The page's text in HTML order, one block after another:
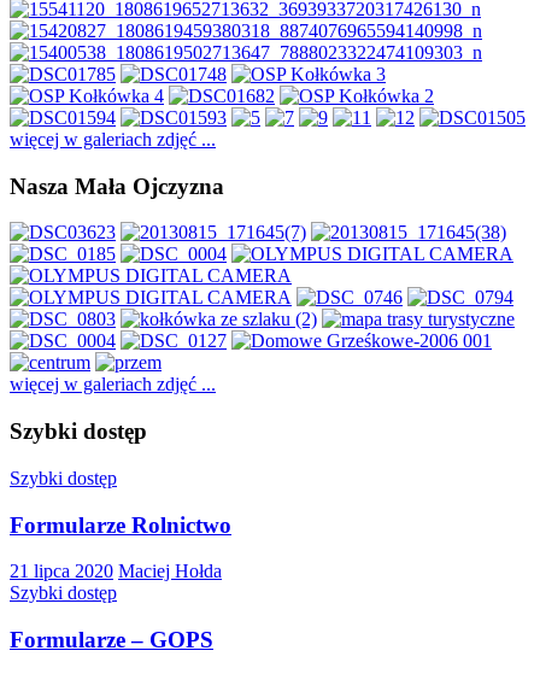
więcej w galeriach zdjęć ...
Nasza Mała Ojczyzna
więcej w galeriach zdjęć ...
Szybki dostęp
Szybki dostęp
Formularze Rolnictwo
21 lipca 2020 Maciej Hołda
Szybki dostęp
Formularze – GOPS